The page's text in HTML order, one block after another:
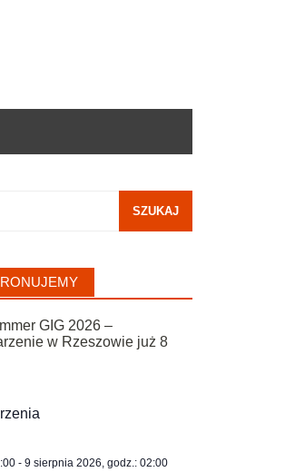
- 9 sierpnia 2026, godz.: 02:00